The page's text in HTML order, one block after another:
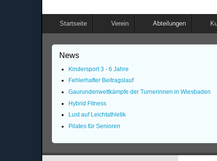
Startseite Verein Abteilungen
News
Kindersport 3 - 6 Jahre
Fehlerhafter Beitragslauf
Gaurundenwettkämpfe der Turnerinnen in Wiesbaden
Hybrid Fitness
Lust auf Leichtathletik
Pilates für Senioren